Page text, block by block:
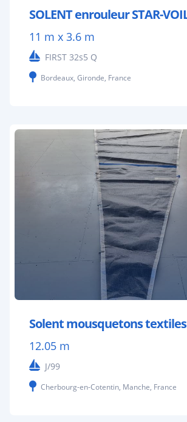
11 m x 3.6 m
FIRST 32s5 Q
Bordeaux, Gironde, France
Solent mousquetons textiles
12.05 m
J/99
Cherbourg-en-Cotentin, Manche, France